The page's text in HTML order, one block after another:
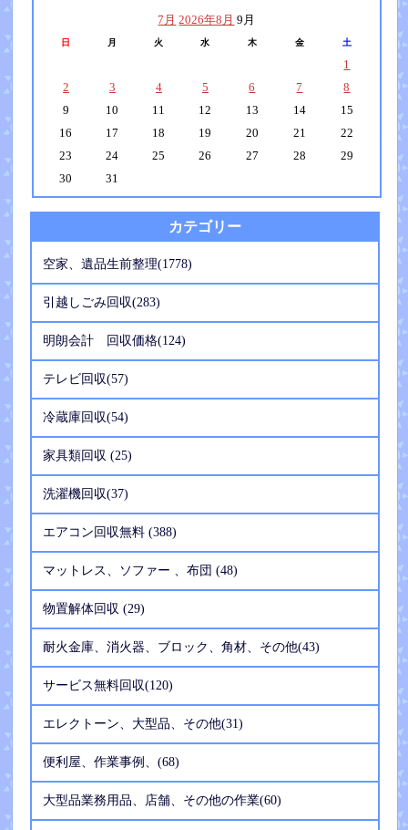
7月 2026年8月 9月
日 月 火 水 木 金 土
1
2
3 4 5 6 7
8
9
10 11 12 13 14
15
16
17 18 19 20 21
22
23
24 25 26 27 28
29
30
31
カテゴリー
空家、遺品生前整理(1778)
引越しごみ回収(283)
明朗会計 回収価格(124)
テレビ回収(57)
冷蔵庫回収(54)
家具類回収 (25)
洗濯機回収(37)
エアコン回収無料 (388)
マットレス、ソファー 、布団 (48)
物置解体回収 (29)
耐火金庫、消火器、ブロック、角材、その他(43)
サービス無料回収(120)
エレクトーン、大型品、その他(31)
便利屋、作業事例、(68)
大型品業務用品、店舗、その他の作業(60)